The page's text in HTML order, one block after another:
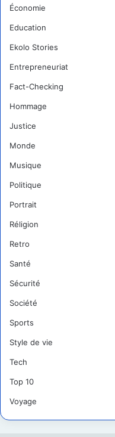
Économie
Education
Ekolo Stories
Entrepreneuriat
Fact-Checking
Hommage
Justice
Monde
Musique
Politique
Portrait
Réligion
Retro
Santé
Sécurité
Société
Sports
Style de vie
Tech
Top 10
Voyage